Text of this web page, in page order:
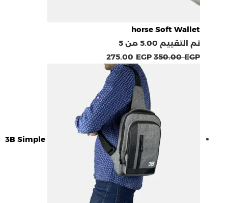
horse Soft Wallet
تم التقييم 5.00 من 5
350.00EGP
275.00 EGP
3B Simple